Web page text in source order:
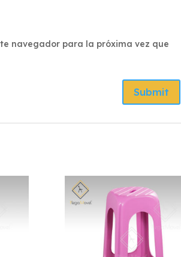
navegador para la próxima vez que